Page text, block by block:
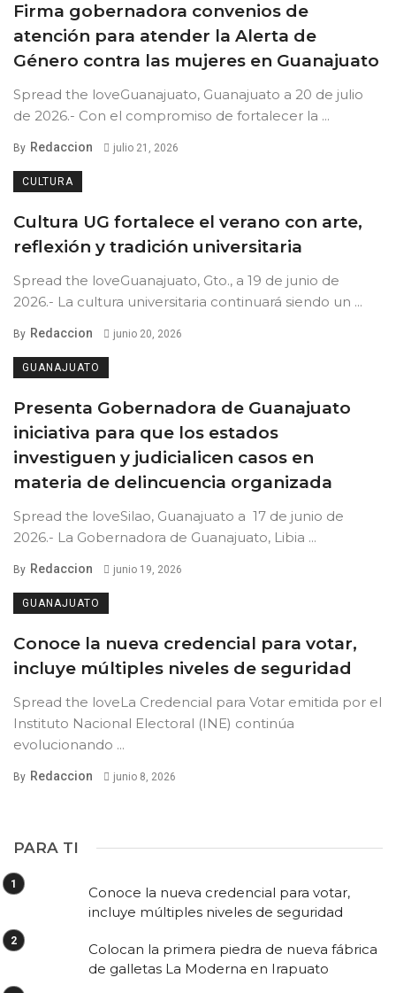
Firma gobernadora convenios de
atención para atender la Alerta de
Género contra las mujeres en Guanajuato
Spread the loveGuanajuato, Guanajuato a 20 de julio
de 2026.- Con el compromiso de fortalecer la ...
By Redaccion julio 21, 2026
CULTURA
Cultura UG fortalece el verano con arte,
reflexión y tradición universitaria
Spread the loveGuanajuato, Gto., a 19 de junio de
2026.- La cultura universitaria continuará siendo un ...
By Redaccion junio 20, 2026
GUANAJUATO
Presenta Gobernadora de Guanajuato
iniciativa para que los estados
investiguen y judicialicen casos en
materia de delincuencia organizada
Spread the loveSilao, Guanajuato a 17 de junio de
2026.- La Gobernadora de Guanajuato, Libia ...
By Redaccion junio 19, 2026
GUANAJUATO
Conoce la nueva credencial para votar,
incluye múltiples niveles de seguridad
Spread the loveLa Credencial para Votar emitida por el
Instituto Nacional Electoral (INE) continúa
evolucionando ...
By Redaccion junio 8, 2026
PARA TI
Conoce la nueva credencial para votar,
incluye múltiples niveles de seguridad
Colocan la primera piedra de nueva fábrica
de galletas La Moderna en Irapuato